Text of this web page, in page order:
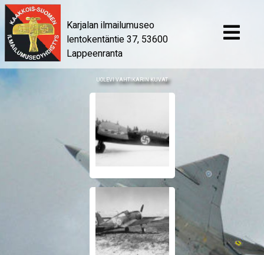
Karjalan ilmailumuseo
lentokentäntie 37, 53600
Lappeenranta
UOLEVI VAHTIKARIN KUVAT